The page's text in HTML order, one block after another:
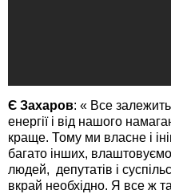
Є Захаров: « Все
енергії і від нашого
краще. Тому ми власне і
багато інших,
людей, депутатів і
вкрай необхідно. Я все ж